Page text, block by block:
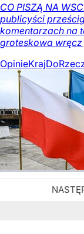
CO PISZĄ NA
publicyści
komentarzach na
groteskowa wręcz
OpinieKraj